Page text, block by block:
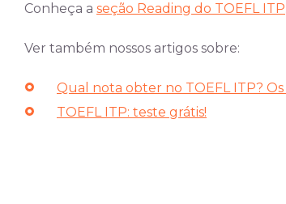
Conheça a seção Reading do TOEFL ITP
Ver também nossos artigos sobre:
Qual nota obter no TOEFL ITP? Os
TOEFL ITP: teste grátis!